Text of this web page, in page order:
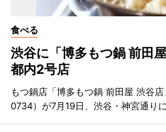
食べる
渋谷に「博多もつ鍋 前田
都内2号店
もつ鍋店「博多もつ鍋 前田屋 渋谷
0734）が7月19日、渋谷・神宮通り